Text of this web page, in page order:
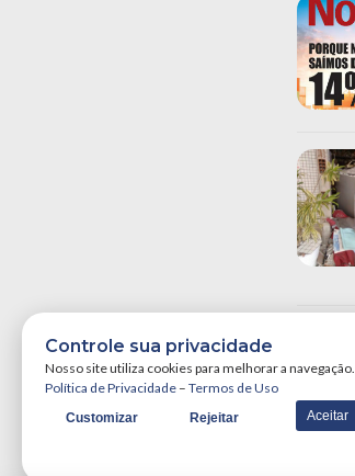
Controle sua privacidade
Nosso site utiliza cookies para melhorar a navegação.
Política de Privacidade – Termos de Uso
Customizar Rejeitar Aceitar